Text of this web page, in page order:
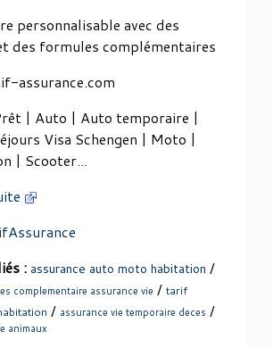
personnalisable avec des
des formules complémentaires
assurance.com
| Auto | Auto temporaire |
Visa Schengen | Moto |
| Scooter...
: assurance auto moto habitation /
complementaire assurance vie / tarif
/ assurance vie temporaire deces /
animaux